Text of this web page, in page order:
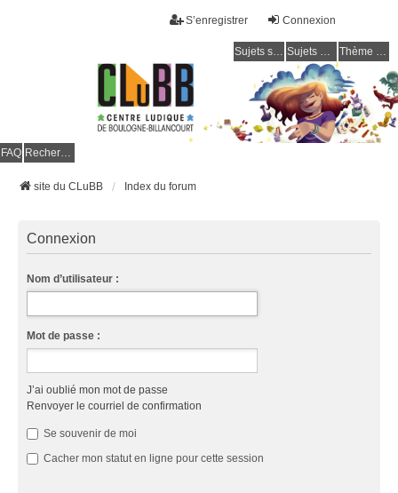
Connexion
S’enregistrer
Sujets sans réponse Sujets actifs Thème clair / foncé
FAQ Rechercher
site du CLuBB Index du forum
Connexion
Nom d’utilisateur :
Mot de passe :
J’ai oublié mon mot de passe
Renvoyer le courriel de confirmation
Se souvenir de moi
Cacher mon statut en ligne pour cette session